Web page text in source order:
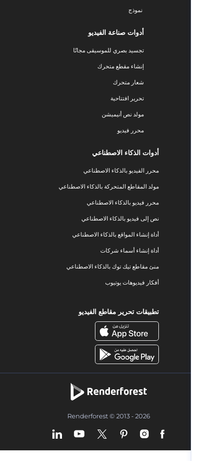
أدوات صناعة الفيديو
تجسيد بصري للموسيقى مجانًا
إنشاء مقطع متحرك
شعار متحرك
تحرير افتتاحية
مولد نص أنيميشن
محرر فيديو
أدوات الذكاء الاصطناعي
محرر الفيديو بالذكاء الاصطناعي
مولد المقاطع المتحركة بالذكاء الاصطناعي
محرر فيديو بالذكاء الاصطناعي
نص إلى فيديو بالذكاء الاصطناعي
أداة إنشاء المواقع بالذكاء الاصطناعي
أداة إنشاء أسماء شركات
منئ مقاطع تيك توك بالذكاء الاصطناعي
أفكار فيديوهات يوتيوب
تطبيقات تحرير مقاطع الفيديو
Renderforest © 2013 - 2026